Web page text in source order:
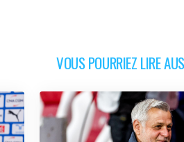
VOUS POURRIEZ LIRE